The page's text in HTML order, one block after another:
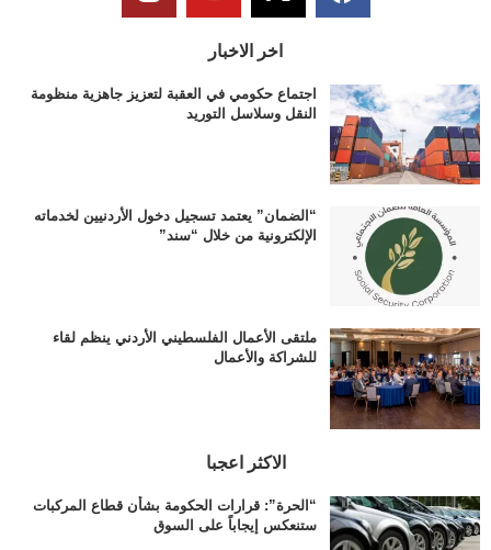
اخر الاخبار
اجتماع حكومي في العقبة لتعزيز جاهزية منظومة
النقل وسلاسل التوريد
“الضمان” يعتمد تسجيل دخول الأردنيين لخدماته
الإلكترونية من خلال “سند”
ملتقى الأعمال الفلسطيني الأردني ينظم لقاء
للشراكة والأعمال
الاكثر اعجبا
“الحرة”: قرارات الحكومة بشأن قطاع المركبات
ستنعكس إيجاباً على السوق